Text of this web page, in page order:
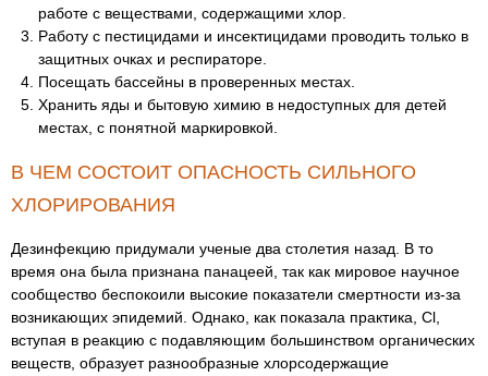
работе с веществами, содержащими хлор.
Работу с пестицидами и инсектицидами проводить только в
защитных очках и респираторе.
Посещать бассейны в проверенных местах.
Хранить яды и бытовую химию в недоступных для детей
местах, с понятной маркировкой.
В ЧЕМ СОСТОИТ ОПАСНОСТЬ СИЛЬНОГО
ХЛОРИРОВАНИЯ
Дезинфекцию придумали ученые два столетия назад. В то
время она была признана панацеей, так как мировое научное
сообщество беспокоили высокие показатели смертности из-за
возникающих эпидемий. Однако, как показала практика, Cl,
вступая в реакцию с подавляющим большинством органических
веществ, образует разнообразные хлорсодержащие